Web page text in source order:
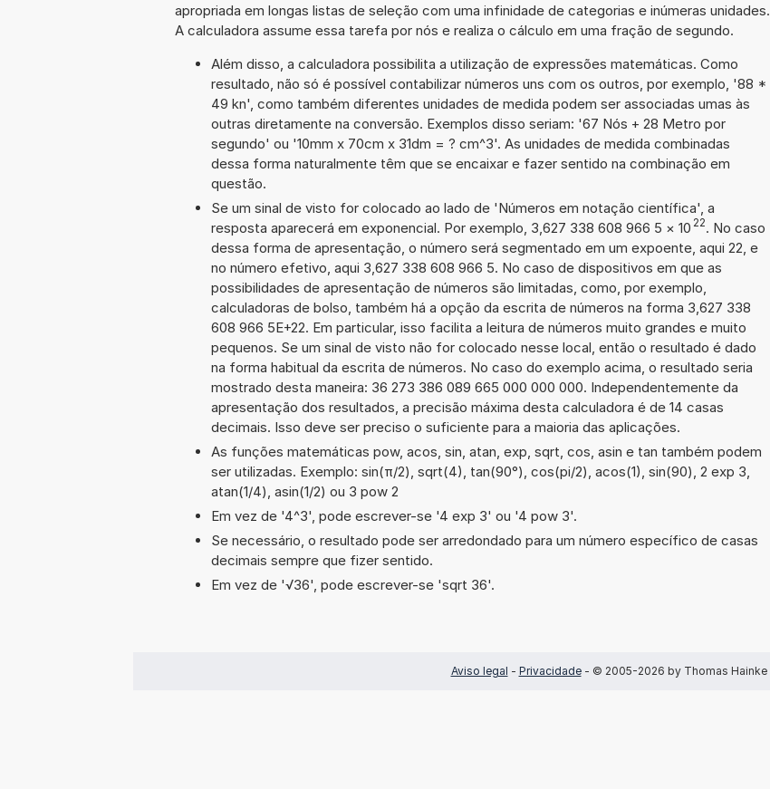
apropriada em longas listas de seleção com uma infinidade de categorias e inúmeras unidades.
A calculadora assume essa tarefa por nós e realiza o cálculo em uma fração de segundo.
Além disso, a calculadora possibilita a utilização de expressões matemáticas. Como
resultado, não só é possível contabilizar números uns com os outros, por exemplo, '88 *
49 kn', como também diferentes unidades de medida podem ser associadas umas às
outras diretamente na conversão. Exemplos disso seriam: '67 Nós + 28 Metro por
segundo' ou '10mm x 70cm x 31dm = ? cm^3'. As unidades de medida combinadas
dessa forma naturalmente têm que se encaixar e fazer sentido na combinação em
questão.
Se um sinal de visto for colocado ao lado de 'Números em notação científica', a
resposta aparecerá em exponencial. Por exemplo, 3,627 338 608 966 5 × 10 22. No caso
dessa forma de apresentação, o número será segmentado em um expoente, aqui 22, e
no número efetivo, aqui 3,627 338 608 966 5. No caso de dispositivos em que as
possibilidades de apresentação de números são limitadas, como, por exemplo,
calculadoras de bolso, também há a opção da escrita de números na forma 3,627 338
608 966 5E+22. Em particular, isso facilita a leitura de números muito grandes e muito
pequenos. Se um sinal de visto não for colocado nesse local, então o resultado é dado
na forma habitual da escrita de números. No caso do exemplo acima, o resultado seria
mostrado desta maneira: 36 273 386 089 665 000 000 000. Independentemente da
apresentação dos resultados, a precisão máxima desta calculadora é de 14 casas
decimais. Isso deve ser preciso o suficiente para a maioria das aplicações.
As funções matemáticas pow, acos, sin, atan, exp, sqrt, cos, asin e tan também podem
ser utilizadas. Exemplo: sin(π/2), sqrt(4), tan(90°), cos(pi/2), acos(1), sin(90), 2 exp 3,
atan(1/4), asin(1/2) ou 3 pow 2
Em vez de '4^3', pode escrever-se '4 exp 3' ou '4 pow 3'.
Se necessário, o resultado pode ser arredondado para um número específico de casas
decimais sempre que fizer sentido.
Em vez de '√36', pode escrever-se 'sqrt 36'.
Aviso legal - Privacidade- © 2005-2026 by Thomas Hainke